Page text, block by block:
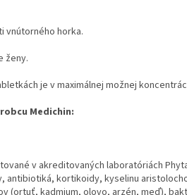
vnútorného horka.
ženy.
je v maximálnej možnej
Medichin:
v akreditovaných laboratóriách
antibiotiká, kortikoidy, kyselinu